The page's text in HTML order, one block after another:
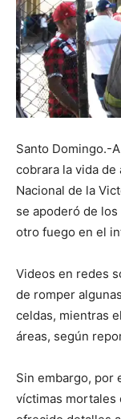
Santo Domingo.-
cobrara la vida
Nacional de la
se apoderó de
otro fuego en el
Videos en redes
de romper
celdas, mientras
áreas, según
Sin embargo, por
víctimas mortales